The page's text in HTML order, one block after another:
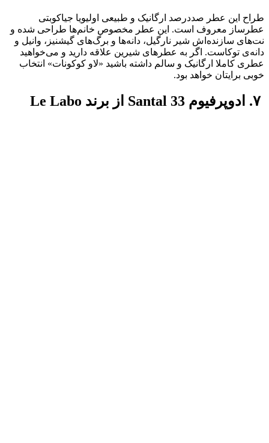
طراح این عطر صددرصد ارگانیک و طبیعی اولیویا جیاکوبتی
عطر‌ساز معروف است. این عطر مخصوص خانم‌ها طراحی شده و
نت‌های سازنده‌اش شیر نارگیل، دانه‌ها و برگ‌های گیشنیز، وانیل و
دانه‌ی توکاست. اگر به عطر‌های شیرین علاقه دارید و می‌خواهید
عطری کاملا ارگانیک و سالم داشته باشید «لاو کوکونات» انتخاب
خوبی برایتان خواهد بود.
۷. ادوپرفیوم Santal 33 از برند Le Labo